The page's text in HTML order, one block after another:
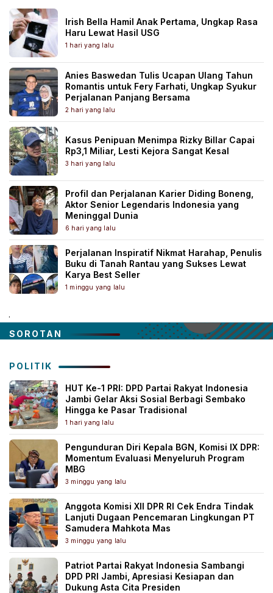
Irish Bella Hamil Anak Pertama, Ungkap Rasa
Haru Lewat Hasil USG
1 hari yang lalu
Anies Baswedan Tulis Ucapan Ulang Tahun
Romantis untuk Fery Farhati, Ungkap Syukur
Perjalanan Panjang Bersama
2 hari yang lalu
Kasus Penipuan Menimpa Rizky Billar Capai
Rp3,1 Miliar, Lesti Kejora Sangat Kesal
3 hari yang lalu
Profil dan Perjalanan Karier Diding Boneng,
Aktor Senior Legendaris Indonesia yang
Meninggal Dunia
6 hari yang lalu
Perjalanan Inspiratif Nikmat Harahap, Penulis
Buku di Tanah Rantau yang Sukses Lewat
Karya Best Seller
1 minggu yang lalu
.
SOROTAN
POLITIK
HUT Ke-1 PRI: DPD Partai Rakyat Indonesia
Jambi Gelar Aksi Sosial Berbagi Sembako
Hingga ke Pasar Tradisional
1 hari yang lalu
Pengunduran Diri Kepala BGN, Komisi IX DPR:
Momentum Evaluasi Menyeluruh Program
MBG
3 minggu yang lalu
Anggota Komisi XII DPR RI Cek Endra Tindak
Lanjuti Dugaan Pencemaran Lingkungan PT
Samudera Mahkota Mas
3 minggu yang lalu
Patriot Partai Rakyat Indonesia Sambangi
DPD PRI Jambi, Apresiasi Kesiapan dan
Dukung Asta Cita Presiden